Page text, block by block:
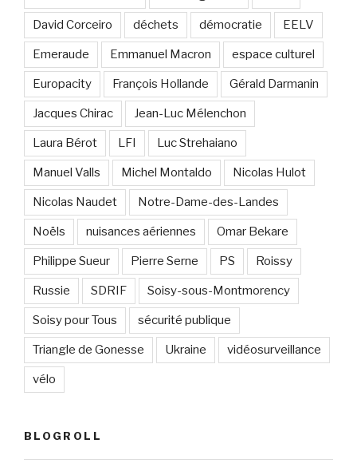
David Corceiro déchets démocratie EELV
Emeraude Emmanuel Macron espace culturel
Europacity François Hollande Gérald Darmanin
Jacques Chirac Jean-Luc Mélenchon
Laura Bérot LFI Luc Strehaiano
Manuel Valls Michel Montaldo Nicolas Hulot
Nicolas Naudet Notre-Dame-des-Landes
Noëls nuisances aériennes Omar Bekare
Philippe Sueur Pierre Serne PS Roissy
Russie SDRIF Soisy-sous-Montmorency
Soisy pour Tous sécurité publique
Triangle de Gonesse Ukraine vidéosurveillance
vélo
BLOGROLL